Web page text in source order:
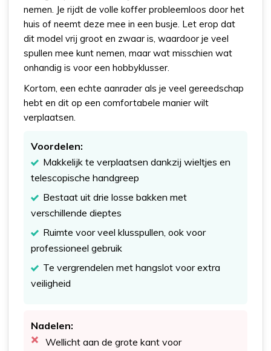
nemen. Je rijdt de volle koffer probleemloos door het
huis of neemt deze mee in een busje. Let erop dat
dit model vrij groot en zwaar is, waardoor je veel
spullen mee kunt nemen, maar wat misschien wat
onhandig is voor een hobbyklusser.
Kortom, een echte aanrader als je veel gereedschap
hebt en dit op een comfortabele manier wilt
verplaatsen.
Voordelen:
Makkelijk te verplaatsen dankzij wieltjes en
telescopische handgreep
Bestaat uit drie losse bakken met
verschillende dieptes
Ruimte voor veel klusspullen, ook voor
professioneel gebruik
Te vergrendelen met hangslot voor extra
veiligheid
Nadelen:
Wellicht aan de grote kant voor